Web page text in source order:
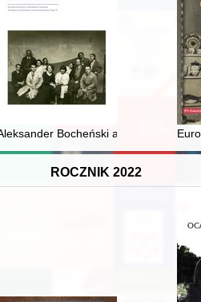
działający na zlecenie MBP
Bocheński and his political
ROCZNIK 2022